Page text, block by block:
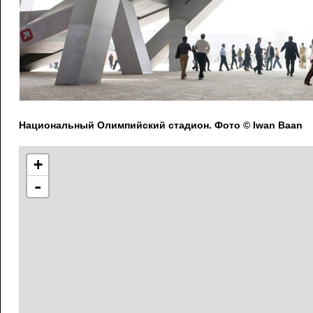
Национальный Олимпийский стадион. Фото © Iwan Baan
+
-